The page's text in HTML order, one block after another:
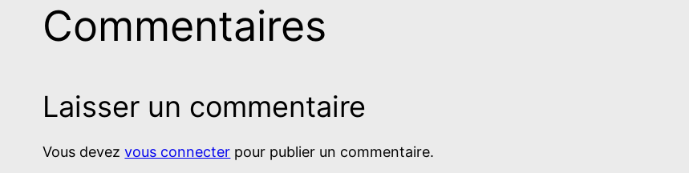
Commentaires
Laisser un commentaire
Vous devezvous connecter pour publier un commentaire.